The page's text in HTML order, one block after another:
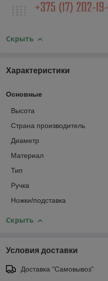
Скрыть
Характеристики
Основные
Высота
Страна производитель
Диаметр
Материал
Тип
Ручка
Ножки/подставка
Скрыть
Условия доставки
Доставка "Самовывоз"